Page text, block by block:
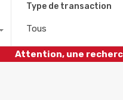
Type de transaction
Tous
Attention, une